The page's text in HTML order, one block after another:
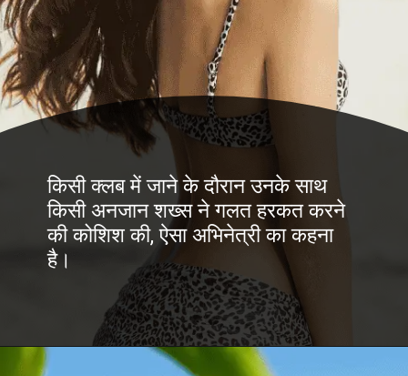
किसी क्लब में जाने के दौरान उनके साथ
किसी अनजान शख्स ने गलत हरकत करने
की कोशिश की, ऐसा अभिनेत्री का कहना
है।